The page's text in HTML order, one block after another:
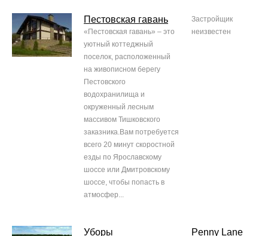
Пестовская гавань
«Пестовская гавань» – это
уютный коттеджный
поселок, расположенный
на живописном берегу
Пестовского
водохранилища и
окруженный лесным
массивом Тишковского
заказника.Вам потребуется
всего 20 минут скоростной
езды по Ярославскому
шоссе или Дмитровскому
шоссе, чтобы попасть в
атмосфер...
Застройщик
неизвестен
Уборы Penny Lane